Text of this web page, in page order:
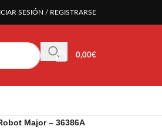
SESIÓN / REGISTRARSE
0,00€
Major – 36386A